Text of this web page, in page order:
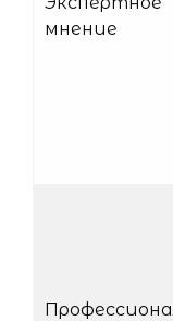
мнение